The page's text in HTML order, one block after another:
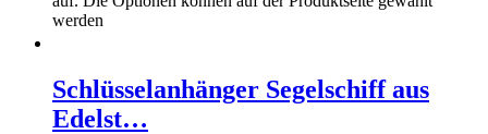
werden
Schlüsselanhänger Segelschiff aus
Edelst…